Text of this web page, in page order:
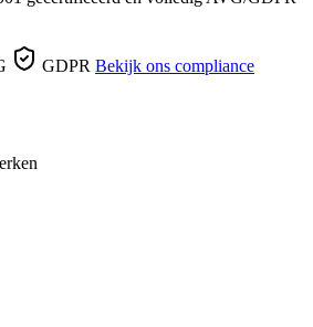
GDPR Bekijk ons compliance